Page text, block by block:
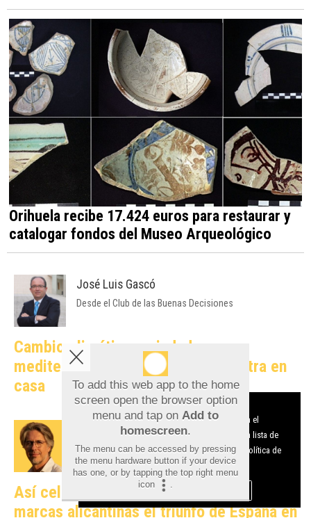
Orihuela recibe 17.424 euros para restaurar y
catalogar fondos del Museo Arqueológico
José Luis Gascó
Desde el Club de las Buenas Decisiones
Cambio climático y ciudades
mediterráneas: cuando la teoría entra en
casa
Javier Gosende
Catalizadores del Marketing Online
Así celebraron en redes sociales las
marcas alicantinas el triunfo de España en
To add this web app to the home
screen open the browser option
menu and tap on Add to
homescreen.
The menu can be accessed by pressing
the menu hardware button if your device
has one, or by tapping the top right menu
icon
.
Aviso sobre el Uso de cookies:
Utilizamos cookies nuestras y de terceros para el
funcionamiento del digital. Puedes consultar la lista de
cookies y como desconectarlas. Ver nuestra Política de
Privacidad y Cookies
Aceptar Cookies